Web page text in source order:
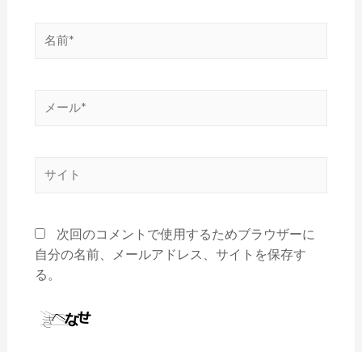
次回のコメントで使用するためブラウザーに
自分の名前、メールアドレス、サイトを保存す
る。